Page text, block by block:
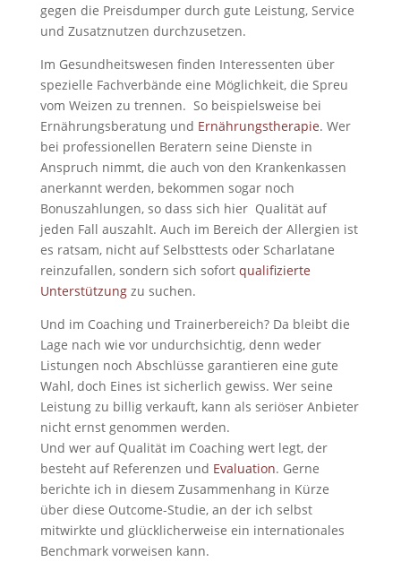
gegen die Preisdumper durch gute Leistung, Service
und Zusatznutzen durchzusetzen.
Im Gesundheitswesen finden Interessenten über
spezielle Fachverbände eine Möglichkeit, die Spreu
vom Weizen zu trennen. So beispielsweise bei
Ernährungsberatung und Ernährungstherapie. Wer
bei professionellen Beratern seine Dienste in
Anspruch nimmt, die auch von den Krankenkassen
anerkannt werden, bekommen sogar noch
Bonuszahlungen, so dass sich hier Qualität auf
jeden Fall auszahlt. Auch im Bereich der Allergien ist
es ratsam, nicht auf Selbsttests oder Scharlatane
reinzufallen, sondern sich sofort qualifizierte
Unterstützungzu suchen.
Und im Coaching und Trainerbereich? Da bleibt die
Lage nach wie vor undurchsichtig, denn weder
Listungen noch Abschlüsse garantieren eine gute
Wahl, doch Eines ist sicherlich gewiss. Wer seine
Leistung zu billig verkauft, kann als seriöser Anbieter
nicht ernst genommen werden.
Und wer auf Qualität im Coaching wert legt, der
besteht auf Referenzen und Evaluation. Gerne
berichte ich in diesem Zusammenhang in Kürze
über diese Outcome-Studie, an der ich selbst
mitwirkte und glücklicherweise ein internationales
Benchmark vorweisen kann.